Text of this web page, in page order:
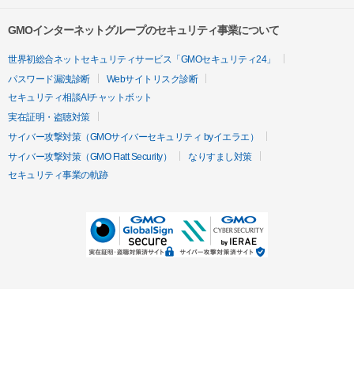
GMOインターネットグループのセキュリティ事業について
世界初総合ネットセキュリティサービス「GMOセキュリティ24」
パスワード漏洩診断
Webサイトリスク診断
セキュリティ相談AIチャットボット
実在証明・盗聴対策
サイバー攻撃対策（GMOサイバーセキュリティ byイエラエ）
サイバー攻撃対策（GMO Flatt Security）
なりすまし対策
セキュリティ事業の軌跡